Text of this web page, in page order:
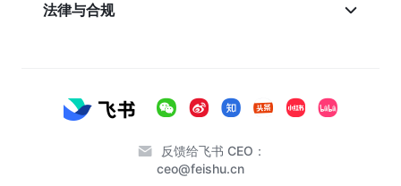
法律与合规
反馈给飞书 CEO：
ceo@feishu.cn